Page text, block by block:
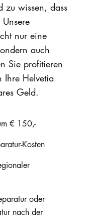
zu wissen, dass
nur eine
auch
Sie profitieren
Ihre Helvetia
Geld.
€ 150,-
Kosten
oder
nach der